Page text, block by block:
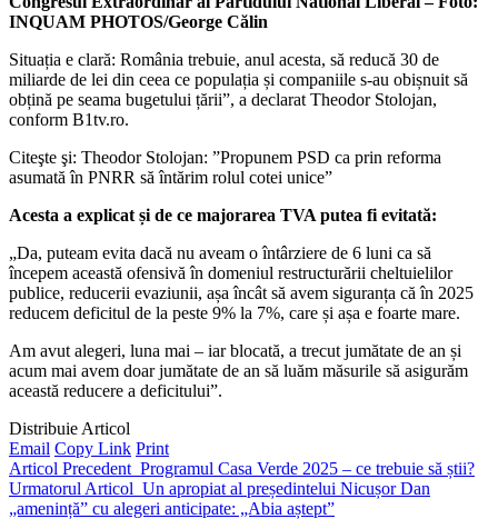
INQUAM PHOTOS/George Călin
Situația e clară: România trebuie, anul acesta, să reducă 30 de
miliarde de lei din ceea ce populația și companiile s-au obișnuit să
obțină pe seama bugetului țării”, a declarat Theodor Stolojan,
conform B1tv.ro.
Citeşte şi: Theodor Stolojan: ”Propunem PSD ca prin reforma
asumată în PNRR să întărim rolul cotei unice”
Acesta a explicat și de ce majorarea TVA putea fi evitată:
„Da, puteam evita dacă nu aveam o întârziere de 6 luni ca să
începem această ofensivă în domeniul restructurării cheltuielilor
publice, reducerii evaziunii, așa încât să avem siguranța că în 2025
reducem deficitul de la peste 9% la 7%, care și așa e foarte mare.
Am avut alegeri, luna mai – iar blocată, a trecut jumătate de an și
acum mai avem doar jumătate de an să luăm măsurile să asigurăm
această reducere a deficitului”.
Distribuie Articol
Email Copy Link Print
Articol Precedent Programul Casa Verde 2025 – ce trebuie să știi?
Urmatorul Articol Un apropiat al președintelui Nicușor Dan
„amenință” cu alegeri anticipate: „Abia aștept”